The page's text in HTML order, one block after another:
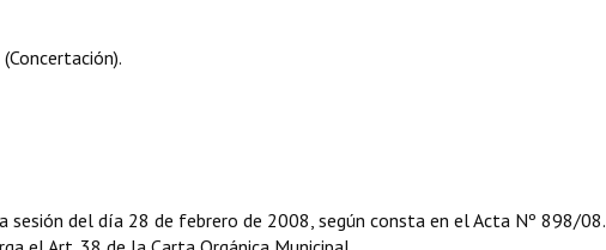
del día 28 de febrero de 2008, según consta en el Acta Nº 898/08.